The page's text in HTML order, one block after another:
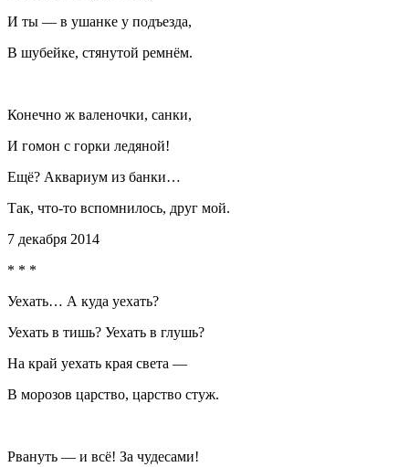
И ты — в ушанке у подъезда,
В шубейке, стянутой ремнём.
Конечно ж валеночки, санки,
И гомон с горки ледяной!
Ещё? Аквариум из банки…
Так, что-то вспомнилось, друг мой.
7 декабря 2014
* * *
Уехать… А куда уехать?
Уехать в тишь? Уехать в глушь?
На край уехать края света —
В морозов царство, царство стуж.
Рвануть — и всё! За чудесами!